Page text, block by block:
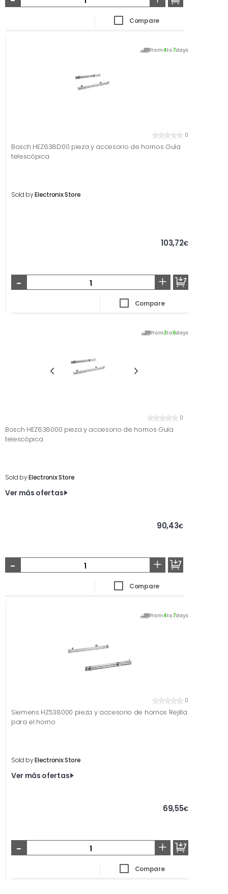
Compare
From4to7days
0
Bosch HEZ638D00 pieza y accesorio de hornos Guía
telescópica
Sold byElectronix Store
103,72€
- +
Compare
From3to6days
0
Bosch HEZ638000 pieza y accesorio de hornos Guía
telescópica
Sold byElectronix Store
Ver más ofertas
90,43€
- +
Compare
From4to7days
0
Siemens HZ538000 pieza y accesorio de hornos Rejilla
para el horno
Sold byElectronix Store
Ver más ofertas
69,55€
- +
Compare